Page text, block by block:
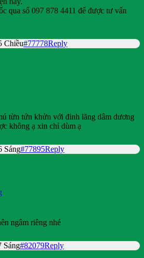
qua số 097 878 4411 để được tư vấn
Chiều#77778Reply
từn tứn khửn với đinh lăng dâm dương
không ạ xin chỉ dùm ạ
Sáng#77895Reply
ngâm riêng nhé
Sáng#82079Reply